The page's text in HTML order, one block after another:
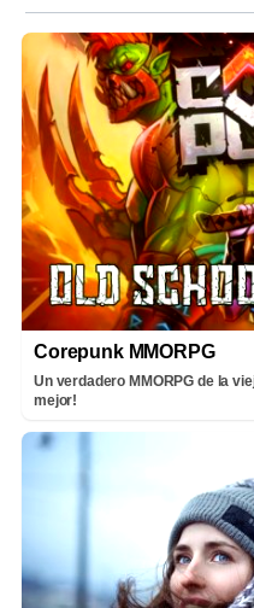
Corepunk MMORPG
Un verdadero MMORPG de la
mejor!